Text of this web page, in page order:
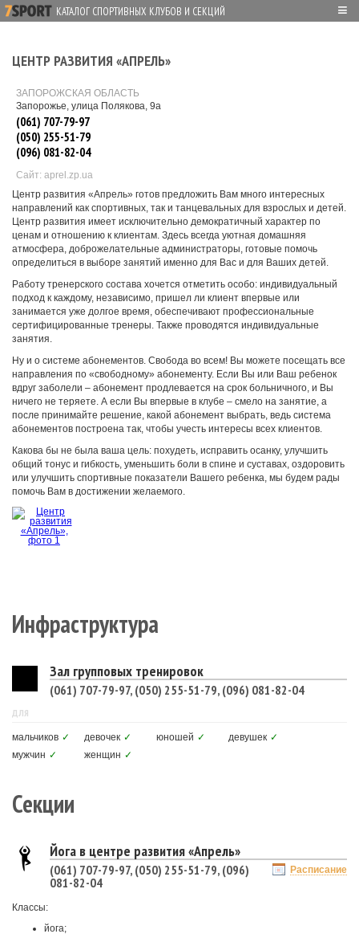
КАТАЛОГ СПОРТИВНЫХ КЛУБОВ И СЕКЦИЙ ≡
ЦЕНТР РАЗВИТИЯ «АПРЕЛЬ»
ЗАПОРОЖСКАЯ ОБЛАСТЬ
Запорожье, улица Полякова, 9а
(061) 707-79-97
(050) 255-51-79
(096) 081-82-04
Сайт: aprel.zp.ua
Центр развития «Апрель» готов предложить Вам много интересных
направлений как спортивных, так и танцевальных для взрослых и детей.
Центр развития имеет исключительно демократичный характер по
ценам и отношению к клиентам. Здесь всегда уютная домашняя
атмосфера, доброжелательные администраторы, готовые помочь
определиться в выборе занятий именно для Вас и для Ваших детей.
Работу тренерского состава хочется отметить особо: индивидуальный
подход к каждому, независимо, пришел ли клиент впервые или
занимается уже долгое время, обеспечивают профессиональные
сертифицированные тренеры. Также проводятся индивидуальные
занятия.
Ну и о системе абонементов. Свобода во всем! Вы можете посещать все
направления по «свободному» абонементу. Если Вы или Ваш ребенок
вдруг заболели – абонемент продлевается на срок больничного, и Вы
ничего не теряете. А если Вы впервые в клубе – смело на занятие, а
после принимайте решение, какой абонемент выбрать, ведь система
абонементов построена так, чтобы учесть интересы всех клиентов.
Какова бы не была ваша цель: похудеть, исправить осанку, улучшить
общий тонус и гибкость, уменьшить боли в спине и суставах, оздоровить
или улучшить спортивные показатели Вашего ребенка, мы будем рады
помочь Вам в достижении желаемого.
Инфраструктура
Зал групповых тренировок
(061) 707-79-97, (050) 255-51-79, (096) 081-82-04
ДЛЯ
мальчиков ✓ девочек ✓ юношей ✓ девушек ✓
мужчин ✓ женщин ✓
Секции
Йога в центре развития «Апрель»
Расписание
(061) 707-79-97, (050) 255-51-79, (096)
081-82-04
Классы:
йога;